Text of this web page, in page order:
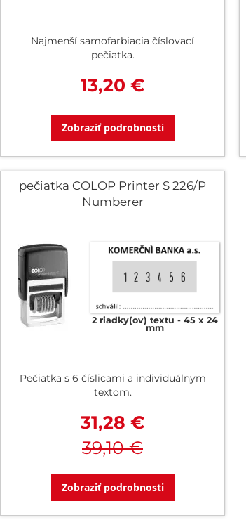
Najmenší samofarbiacia číslovací
pečiatka.
13,20 €
Zobraziť podrobnosti
pečiatka COLOP Printer S 226/P
Numberer
2 riadky(ov) textu 45 x 24
mm
Pečiatka s 6 číslicami a individuálnym
textom.
31,28 €
39,10 €
Zobraziť podrobnosti